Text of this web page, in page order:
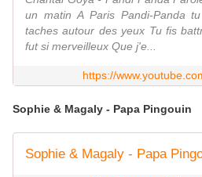
un matin A Paris Pandi-Panda
taches autour des yeux Tu fis
fut si merveilleux Que j'e...
https://
Sophie & Magaly - Papa Pingouin